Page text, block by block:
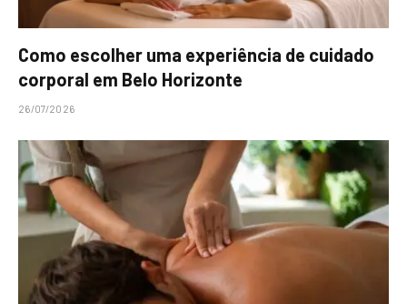
Como escolher uma experiência de cuidado
corporal em Belo Horizonte
26/07/2026